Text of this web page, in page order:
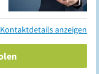
Kontaktdetails anzeigen